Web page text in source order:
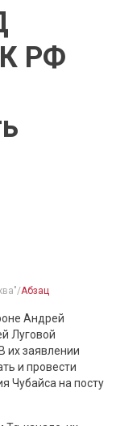
РФ
Абзац
Андрей
Луговой
их заявлении
и провести
Чубайса на посту